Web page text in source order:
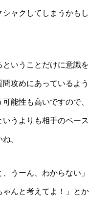
ャクしてしまうかもし
いうことだけに意識を
攻めにあっているよう
能性も高いですので、
うよりも相手のペース
。
うーん、わからない」
んと考えてよ！」とか